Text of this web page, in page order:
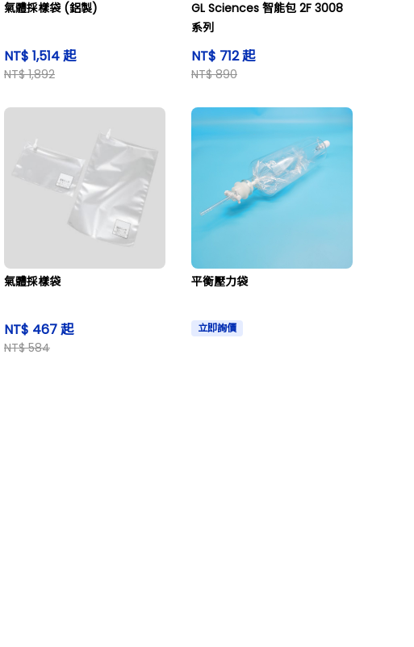
氣體採樣袋 (鋁製)
NT$ 1,514 起
NT$ 1,892
GL Sciences 智能包 2F 3008
系列
NT$ 712 起
NT$ 890
氣體採樣袋
NT$ 467 起
NT$ 584
平衡壓力袋
立即詢價